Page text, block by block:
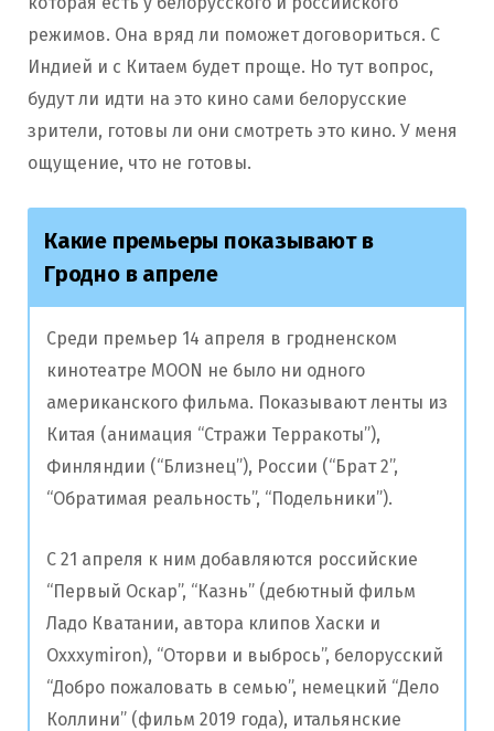
режимов. Она вряд ли поможет договориться. С
Индией и с Китаем будет проще. Но тут вопрос,
будут ли идти на это кино сами белорусские
зрители, готовы ли они смотреть это кино. У меня
ощущение, что не готовы.
Какие премьеры показывают в
Гродно в апреле
Среди премьер 14 апреля в гродненском
кинотеатре MOON не было ни одного
американского фильма. Показывают ленты из
Китая (анимация “Стражи Терракоты”),
Финляндии (“Близнец”), России (“Брат 2”,
“Обратимая реальность”, “Подельники”).
С 21 апреля к ним добавляются российские
“Первый Оскар”, “Казнь” (дебютный фильм
Ладо Кватании, автора клипов Хаски и
Oxxxymiron), “Оторви и выбрось”, белорусский
“Добро пожаловать в семью”, немецкий “Дело
Коллини” (фильм 2019 года), итальянские